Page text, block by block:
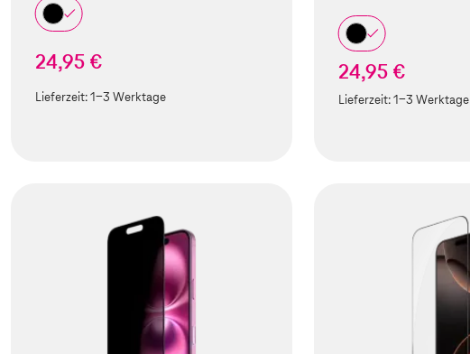
24,95 €
Lieferzeit:1-3 Werktage
24,95 €
Lieferzeit:1-3 Werktage